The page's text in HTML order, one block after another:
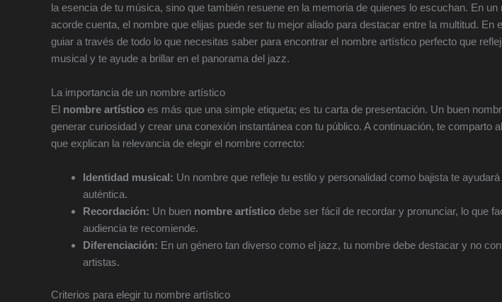
la esencia de tu música, sino que también resuene en la memoria de quienes lo escuchan. En un
acorde cuenta, el nombre que elijas puede ser tu mejor aliado para destacar entre la multitud. En
guiar a través de todo lo que necesitas saber para encontrar el nombre artístico perfecto que
musical y te ayude a brillar en el panorama del jazz.
La importancia de un nombre artístico
El nombre artístico es más que una simple etiqueta; es tu carta de presentación. Un buen
generar curiosidad y crear una conexión instantánea con tu público. A continuación, te comparto
que explican la relevancia de elegir el nombre correcto:
Identidad musical: Un nombre que refleje tu estilo y personalidad como bajista te
auténtica.
Recordación: Un buen nombre artístico debe ser fácil de recordar y pronunciar, lo que
audiencia te recomiende.
Diferenciación: En un género tan diverso como el jazz, tu nombre debe destacar y no
artistas.
Criterios para elegir tu nombre artístico